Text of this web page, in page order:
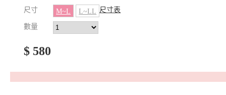
尺寸 M~L L~LL 尺寸表
數量
$ 580